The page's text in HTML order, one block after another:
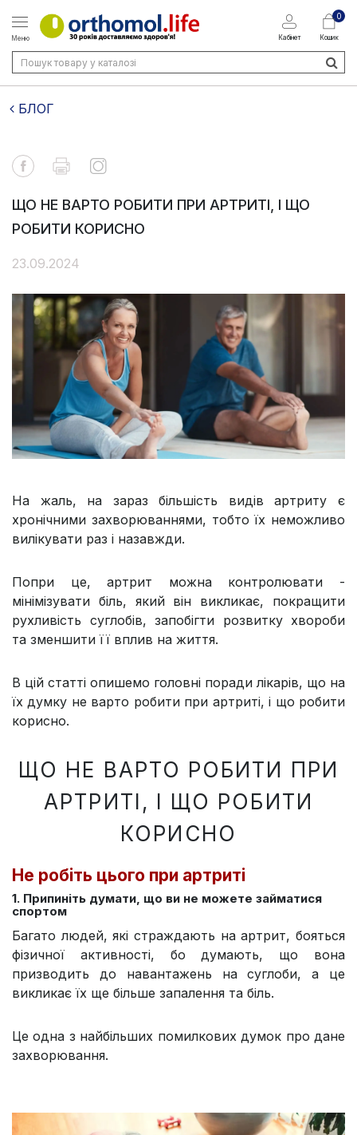
Меню Кабінет
0
Кошик
БЛОГ
ЩО НЕ ВАРТО РОБИТИ ПРИ АРТРИТІ, І ЩО
РОБИТИ КОРИСНО
23.09.2024
На жаль, на зараз більшість видів артриту є
хронічними захворюваннями, тобто їх неможливо
вилікувати раз і назавжди.
Попри це, артрит можна контролювати -
мінімізувати біль, який він викликає, покращити
рухливість суглобів, запобігти розвитку хвороби
та зменшити її вплив на життя.
В цій статті опишемо головні поради лікарів, що на
їх думку не варто робити при артриті, і що робити
корисно.
ЩО НЕ ВАРТО РОБИТИ ПРИ
АРТРИТІ, І ЩО РОБИТИ
КОРИСНО
Не робіть цього при артриті
1. Припиніть думати, що ви не можете займатися
спортом
Багато людей, які страждають на артрит, бояться
фізичної активності, бо думають, що вона
призводить до навантажень на суглоби, а це
викликає їх ще більше запалення та біль.
Це одна з найбільших помилкових думок про дане
захворювання.